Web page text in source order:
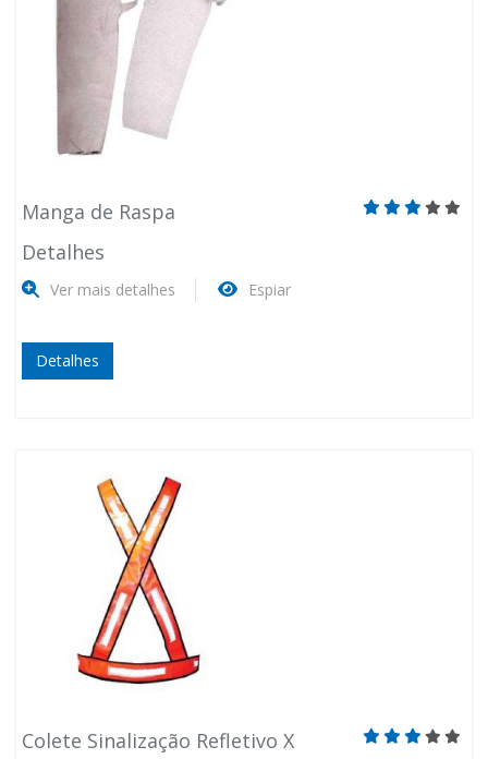
Manga de Raspa
Detalhes
Ver mais detalhes Espiar
Detalhes
Colete Sinalização Refletivo X